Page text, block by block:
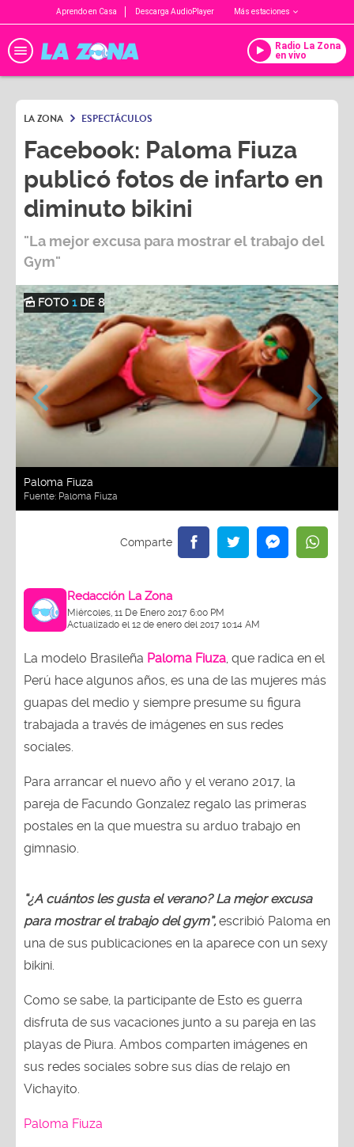
Aprendo en Casa Descarga AudioPlayer Más estaciones
Radio La Zona
en vivo
LA ZONA ESPECTÁCULOS
Facebook: Paloma Fiuza
publicó fotos de infarto en
diminuto bikini
"La mejor excusa para mostrar el trabajo del
Gym"
Paloma Fiuza
Fuente: Paloma Fiuza
FOTO 1DE 8
Redacción La Zona
Miércoles, 11 De Enero 2017 6:00 PM
Actualizado el 12 de enero del 2017 10:14 AM
La modelo Brasileña Paloma Fiuza , que radica en el
Perú hace algunos años, es una de las mujeres más
guapas del medio y siempre presume su figura
trabajada a través de imágenes en sus redes
sociales.
Para arrancar el nuevo año y el verano 2017, la
pareja de Facundo Gonzalez regalo las primeras
postales en la que muestra su arduo trabajo en
gimnasio.
“¿A cuántos les gusta el verano? La mejor excusa
para mostrar el trabajo del gym”, escribió Paloma en
una de sus publicaciones en la aparece con un sexy
bikini.
Como se sabe, la participante de Esto es guerra
disfruta de sus vacaciones junto a su pareja en las
playas de Piura. Ambos comparten imágenes en
sus redes sociales sobre sus días de relajo en
Vichayito.
Paloma Fiuza